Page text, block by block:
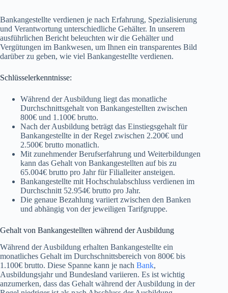
Bankangestellte verdienen je nach Erfahrung, Spezialisierung
und Verantwortung unterschiedliche Gehälter. In unserem
ausführlichen Bericht beleuchten wir die Gehälter und
Vergütungen im Bankwesen, um Ihnen ein transparentes Bild
darüber zu geben, wie viel Bankangestellte verdienen.
Schlüsselerkenntnisse:
Während der Ausbildung liegt das monatliche
Durchschnittsgehalt von Bankangestellten zwischen
800€ und 1.100€ brutto.
Nach der Ausbildung beträgt das Einstiegsgehalt für
Bankangestellte in der Regel zwischen 2.200€ und
2.500€ brutto monatlich.
Mit zunehmender Berufserfahrung und Weiterbildungen
kann das Gehalt von Bankangestellten auf bis zu
65.004€ brutto pro Jahr für Filialleiter ansteigen.
Bankangestellte mit Hochschulabschluss verdienen im
Durchschnitt 52.954€ brutto pro Jahr.
Die genaue Bezahlung variiert zwischen den Banken
und abhängig von der jeweiligen Tarifgruppe.
Gehalt von Bankangestellten während der Ausbildung
Während der Ausbildung erhalten Bankangestellte ein
monatliches Gehalt im Durchschnittsbereich von 800€ bis
1.100€ brutto. Diese Spanne kann je nach Bank,
Ausbildungsjahr und Bundesland variieren. Es ist wichtig
anzumerken, dass das Gehalt während der Ausbildung in der